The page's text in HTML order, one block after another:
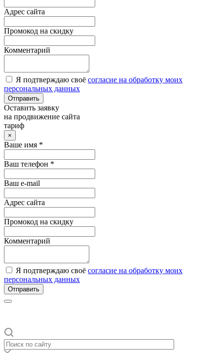
Адрес сайта
Промокод на скидку
Комментарий
Я подтверждаю своё согласие на обработку моих
персональных данных
Отправить
Оставить заявку
на продвижение сайта
тариф
×
Ваше имя *
Ваш телефон *
Ваш e-mail
Адрес сайта
Промокод на скидку
Комментарий
Я подтверждаю своё согласие на обработку моих
персональных данных
Отправить